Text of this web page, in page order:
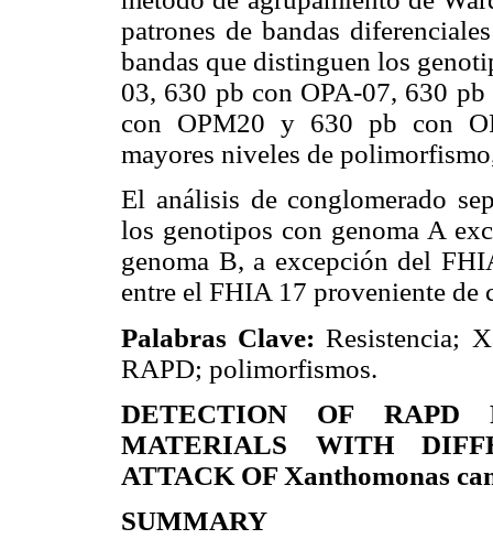
patrones de bandas
bandas que distinguen los
03, 630 pb con OPA-07, 630
con OPM20 y 630 pb con
mayores niveles de
El análisis de conglomerado
los genotipos con genoma A
genoma B, a excepción del
entre el FHIA 17 proveniente
Palabras Clave:Resistencia;
RAPD; polimorfismos.
DETECTION OF RAPD
MATERIALS WITH
ATTACK OF Xanthomonas
SUMMARY